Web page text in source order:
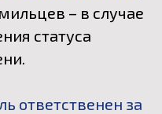
– в случае
статуса
ответственен за